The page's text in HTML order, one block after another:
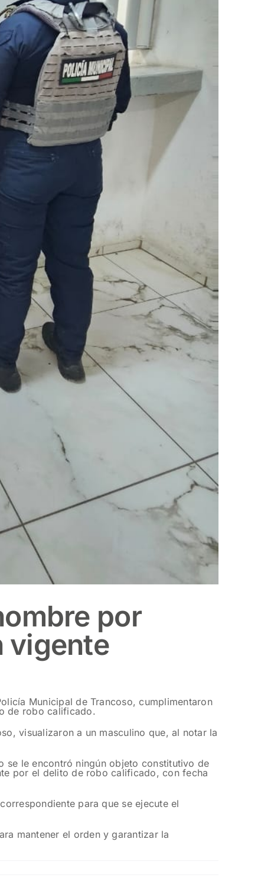
por
vigente
Municipal de Trancoso, cumplimentaron
de robo calificado.
visualizaron a un masculino que, al notar la
se le encontró ningún objeto constitutivo de
por el delito de robo calificado, con fecha
para que se ejecute el
mantener el orden y garantizar la